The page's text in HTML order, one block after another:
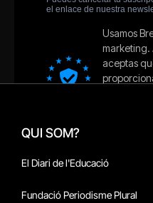
QUI SOM?
El Diari de l'Educació
Fundació Periodisme Plural